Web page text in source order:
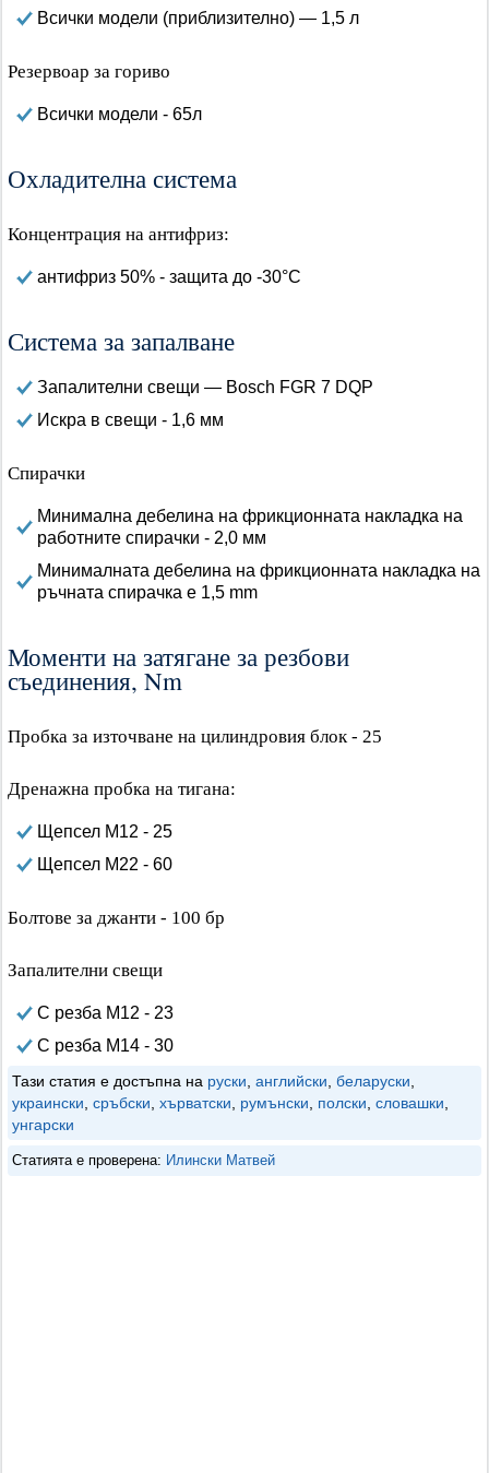
Всички модели (приблизително) — 1,5 л
Резервоар за гориво
Всички модели - 65л
Охладителна система
Концентрация на антифриз:
антифриз 50% - защита до -30°C
Система за запалване
Запалителни свещи — Bosch FGR 7 DQP
Искра в свещи - 1,6 мм
Спирачки
Минимална дебелина на фрикционната накладка на
работните спирачки - 2,0 мм
Минималната дебелина на фрикционната накладка на
ръчната спирачка е 1,5 mm
Моменти на затягане за резбови
съединения, Nm
Пробка за източване на цилиндровия блок - 25
Дренажна пробка на тигана:
Щепсел M12 - 25
Щепсел М22 - 60
Болтове за джанти - 100 бр
Запалителни свещи
С резба М12 - 23
С резба М14 - 30
Тази статия е достъпна на руски английски беларуски
украински сръбски хърватски румънски полски словашки
унгарски
Статията е проверена: Илински Матвей